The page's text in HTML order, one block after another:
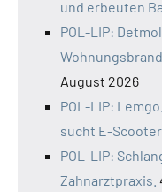
und erbeuten
POL-LIP:
August 2026
POL-LIP:
sucht E-
POL-LIP:
Zahnarztpraxis.